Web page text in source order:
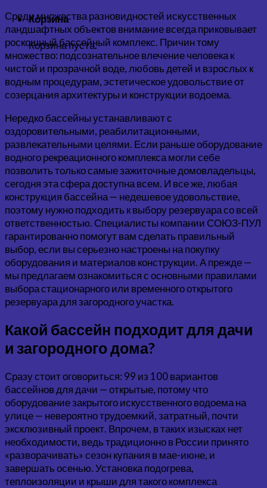
Корзина
Корзина пуста.
Среди множества разновидностей искусственных
ландшафтных объектов внимание всегда приковывает
роскошный бассейный комплекс. Причин тому
множество: подсознательное влечение человека к
чистой и прозрачной воде, любовь детей и взрослых к
водным процедурам, эстетическое удовольствие от
созерцания архитектуры и конструкции водоема.
Нередко бассейны устанавливают с
оздоровительными, реабилитационными,
развлекательными целями. Если раньше оборудование
водного рекреационного комплекса могли себе
позволить только самые зажиточные домовладельцы,
сегодня эта сфера доступна всем. И все же, любая
конструкция бассейна — недешевое удовольствие,
поэтому нужно подходить к выбору резервуара со всей
ответственностью. Специалисты компании СОЮЗ-ПУЛ
гарантированно помогут вам сделать правильный
выбор, если вы серьезно настроены на покупку
оборудования и материалов конструкции. А прежде —
мы предлагаем ознакомиться с основными правилами
выбора стационарного или временного открытого
резервуара для загородного участка.
Какой бассейн подходит для дачи
и загородного дома?
Сразу стоит оговориться: 99 из 100 вариантов
бассейнов для дачи — открытые, потому что
оборудование закрытого искусственного водоема на
улице — невероятно трудоемкий, затратный, почти
эксклюзивный проект. Впрочем, в таких изысках нет
необходимости, ведь традиционно в России принято
«разворачивать» сезон купания в мае-июне, и
завершать осенью. Установка подогрева,
теплоизоляции и крыши для такого комплекса